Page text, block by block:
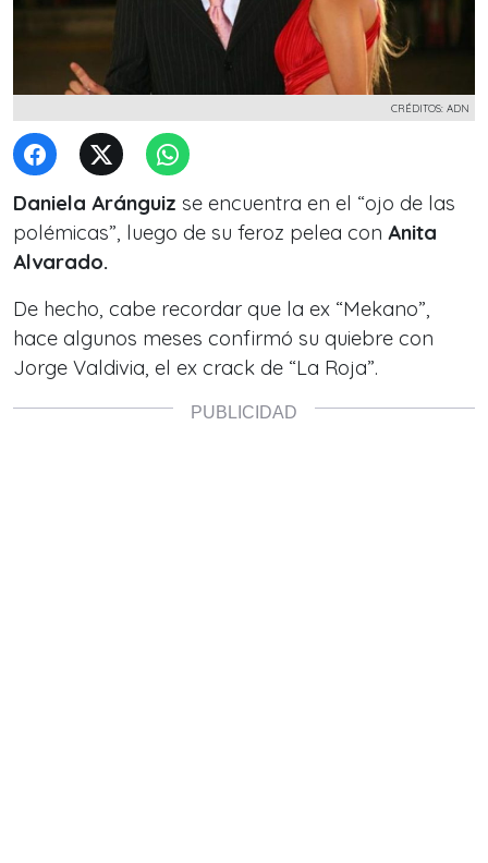
CRÉDITOS: ADN
Daniela Aránguiz se encuentra en el “ojo de las
polémicas”, luego de su feroz pelea con Anita
Alvarado.
De hecho, cabe recordar que la ex “Mekano”,
hace algunos meses confirmó su quiebre con
Jorge Valdivia, el ex crack de “La Roja”.